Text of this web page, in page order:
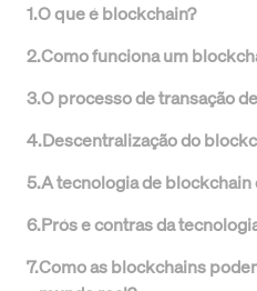
1.O que é blockchain?
2.Como funciona um
3.O processo de transação
4.Descentralização do
5.A tecnologia de blockchain
6.Prós e contras da
7.Como as blockchains